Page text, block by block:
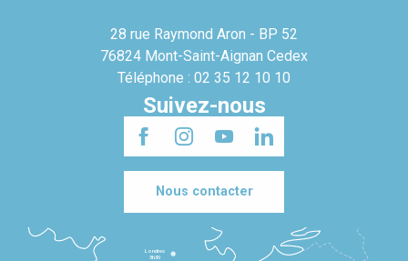
28 rue Raymond Aron - BP 52
76824 Mont-Saint-Aignan Cedex
Téléphone : 02 35 12 10 10
Suivez-nous
Nous contacter
Londres
3h30